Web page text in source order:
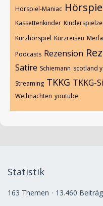
Hörspiel-Maniac
Kassettenkinder
Kurzhörspiel Kurzreisen
Podcasts Rezension
Satire Schiemann scotland
Streaming TKKG TKKG-
Weihnachten youtube
Statistik
163 Themen 13.460